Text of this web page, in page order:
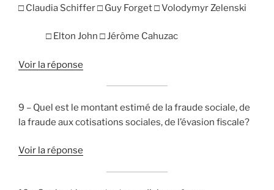
□ Claudia Schiffer □ Guy Forget □ Volodymyr Zelenski
□ Elton John □ Jérôme Cahuzac
Voir la réponse
9 – Quel est le montant estimé de la fraude sociale, de
la fraude aux cotisations sociales, de l’évasion fiscale?
Voir la réponse